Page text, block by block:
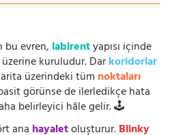
bu evren, labirentyapısı içinde
kuruludur. Darkoridorlar
üzerindeki tüm noktaları
görünse de ilerledikçe hata
belirleyici hâle gelir. 🕹️
ana hayaletoluşturur.Blinky